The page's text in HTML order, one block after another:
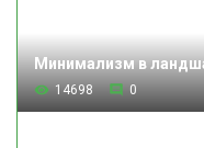
Минимализм в
14698 0